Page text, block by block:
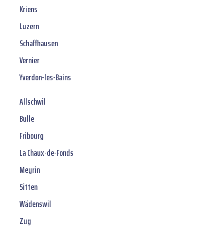
Kriens
Luzern
Schaffhausen
Vernier
Yverdon-les-Bains
Allschwil
Bulle
Fribourg
La Chaux-de-Fonds
Meyrin
Sitten
Wädenswil
Zug